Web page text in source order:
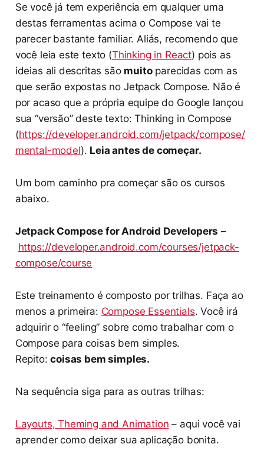
Se você já tem experiência em qualquer uma
destas ferramentas acima o Compose vai te
parecer bastante familiar. Aliás, recomendo que
você leia este texto (Thinking in React) pois as
ideias ali descritas são muitoparecidas com as
que serão expostas no Jetpack Compose. Não é
por acaso que a própria equipe do Google lançou
sua “versão” deste texto: Thinking in Compose
(https://developer.android.com/jetpack/compose/
mental-model). Leia antes de começar.
Um bom caminho pra começar são os cursos
abaixo.
Jetpack Compose for Android Developers –
https://developer.android.com/courses/jetpack-
compose/course
Este treinamento é composto por trilhas. Faça ao
menos a primeira: Compose Essentials. Você irá
adquirir o “feeling” sobre como trabalhar com o
Compose para coisas bem simples.
Repito:coisas bem simples.
Na sequência siga para as outras trilhas:
Layouts, Theming and Animation – aqui você vai
aprender como deixar sua aplicação bonita.